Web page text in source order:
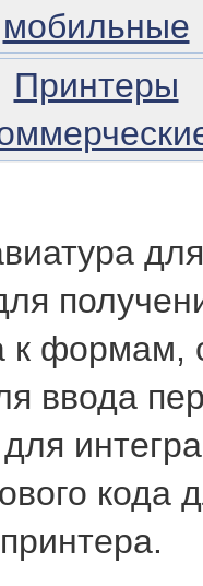
мобильные
Принтеры
к формам,
ввода
кода